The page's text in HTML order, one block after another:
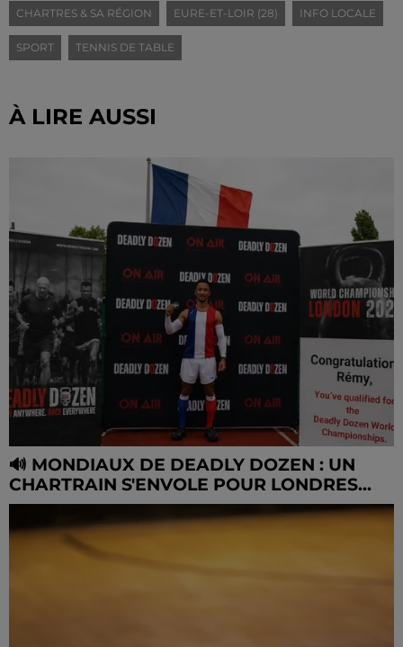
CHARTRES & SA RÉGION EURE-ET-LOIR (28) INFO LOCALE
SPORT TENNIS DE TABLE
À LIRE AUSSI
🔊 MONDIAUX DE DEADLY DOZEN : UN
CHARTRAIN S'ENVOLE POUR LONDRES...